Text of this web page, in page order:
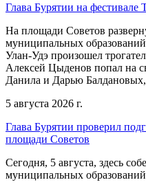
Глава Бурятии на фестивале
На площади Советов
муниципальных
Улан-Удэ произошел
Алексей Цыденов попал на
Данила и Дарью
5 августа 2026 г.
Глава Бурятии проверил
площади Советов
Сегодня, 5 августа, здесь
муниципальных